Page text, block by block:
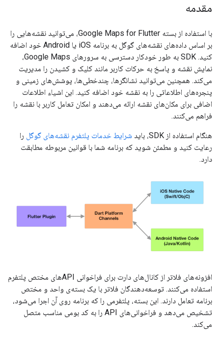
مقدمه
با استفاده از بسته Google Maps for Flutter، می‌توانید نقشه‌هایی را
بر اساس داده‌های نقشه‌های گوگل به برنامه iOS یا Android خود اضافه
کنید. SDK به طور خودکار دسترسی به سرورهای Google Maps،
نمایش نقشه و پاسخ به حرکات کاربر مانند کلیک و کشیدن را مدیریت
می‌کند. همچنین می‌توانید نشانگرها، چندخطی‌ها، پوشش‌های زمینی و
پنجره‌های اطلاعاتی را به نقشه خود اضافه کنید. این اشیاء اطلاعات
اضافی برای مکان‌های نقشه ارائه می‌دهند و امکان تعامل کاربر با نقشه را
فراهم می‌کنند.
هنگام استفاده از SDK، باید شرایط خدمات پلتفرم نقشه‌های گوگل را
رعایت کنید و مطمئن شوید که برنامه شما با قوانین مربوطه مطابقت
دارد.
افزونه‌های فلاتر از کانال‌های دارت برای فراخوانی APIهای مختص پلتفرم
استفاده می‌کنند. توسعه‌دهندگان فلاتر با یک بسته‌ی واحد و مختص
برنامه تعامل دارند. این بسته، پلتفرمی را که برنامه روی آن اجرا می‌شود،
تشخیص می‌دهد و فراخوانی‌های API را به کد بومی مناسب متصل
می‌کند.